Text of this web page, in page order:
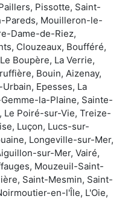
Pissotte, Saint-
Pareds, Mouilleron-le-
Dame-de-Riez,
Clouzeaux, Boufféré,
Boupère, La Verrie,
Bouin, Aizenay,
Epesses, La
la-Plaine, Sainte-
Le Poiré-sur-Vie, Treize-
Luçon, Lucs-sur-
Longeville-sur-Mer,
sur-Mer, Vairé,
Mouzeuil-Saint-
Saint-Mesmin, Saint-
en-l'Île, L'Oie,